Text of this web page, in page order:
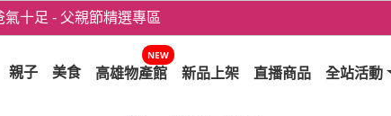
氣十足 - 父親節精選專區
心愛你！七夕星選禮遇！
親子 美食 高雄物產館
NEW
新品上架 直播商品 全站活動